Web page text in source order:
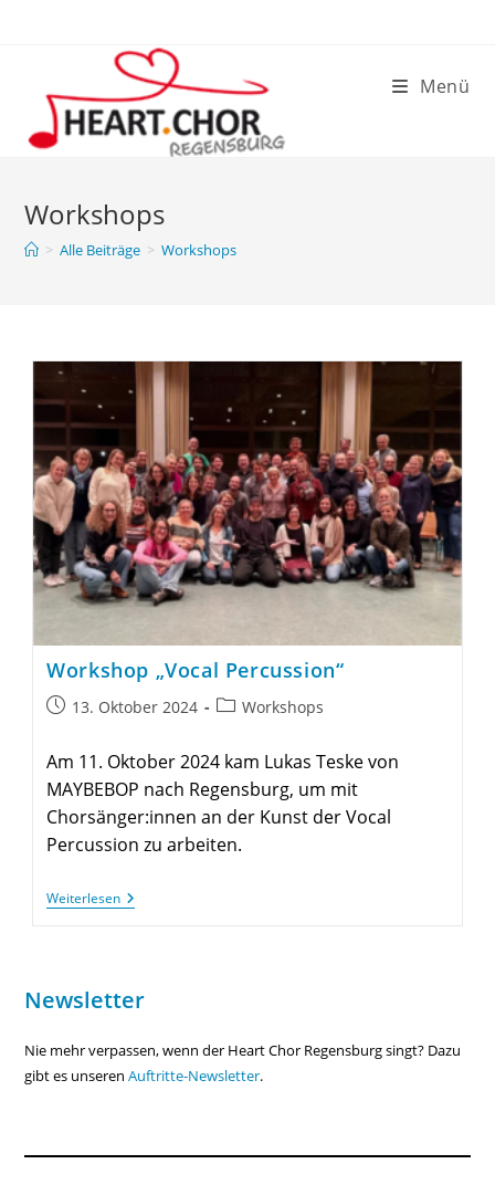
Menü
Workshops
> Alle Beiträge > Workshops
Workshop „Vocal Percussion“
Beitrag13. Oktober 2024
Beitrags-
Workshops
Am 11. Oktober 2024 kam Lukas Teske von
MAYBEBOP nach Regensburg, um mit
Chorsänger:innen an der Kunst der Vocal
Percussion zu arbeiten.
WeiterlesenWorkshop
„Vocal
Newsletter
Nie mehr verpassen, wenn der Heart Chor Regensburg singt? Dazu
gibt es unserenAuftritte-Newsletter.